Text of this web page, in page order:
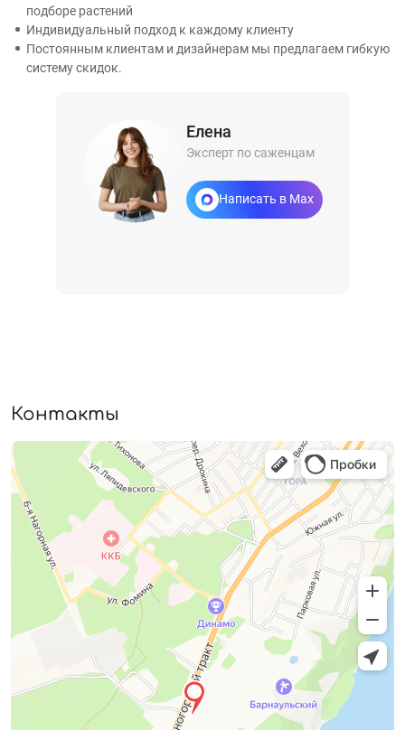
подборе растений
Индивидуальный подход к каждому клиенту
Постоянным клиентам и дизайнерам мы предлагаем гибкую
систему скидок.
Елена
Эксперт по саженцам
Написать в Max
Контакты